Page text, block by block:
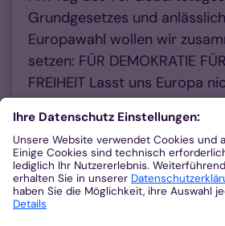
Grundgesetzes und
Europawahl wollen wir
setzen: FÜR DEMOKRATIE
FREIHEIT Lasst uns Europa
Mehr